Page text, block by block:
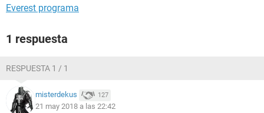
Everest programa
1 respuesta
RESPUESTA 1 / 1
misterdekus 127
21 may 2018 a las 22:42